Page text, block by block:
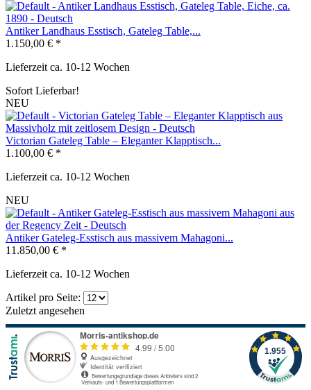
Antiker Landhaus Esstisch, Gateleg Table,...
1.150,00 € *
Lieferzeit ca. 10-12 Wochen
Sofort Lieferbar!
NEU
Victorian Gateleg Table – Eleganter Klapptisch...
1.100,00 € *
Lieferzeit ca. 10-12 Wochen
NEU
Antiker Gateleg-Esstisch aus massivem Mahagoni...
11.850,00 € *
Lieferzeit ca. 10-12 Wochen
Artikel pro Seite:
Zuletzt angesehen